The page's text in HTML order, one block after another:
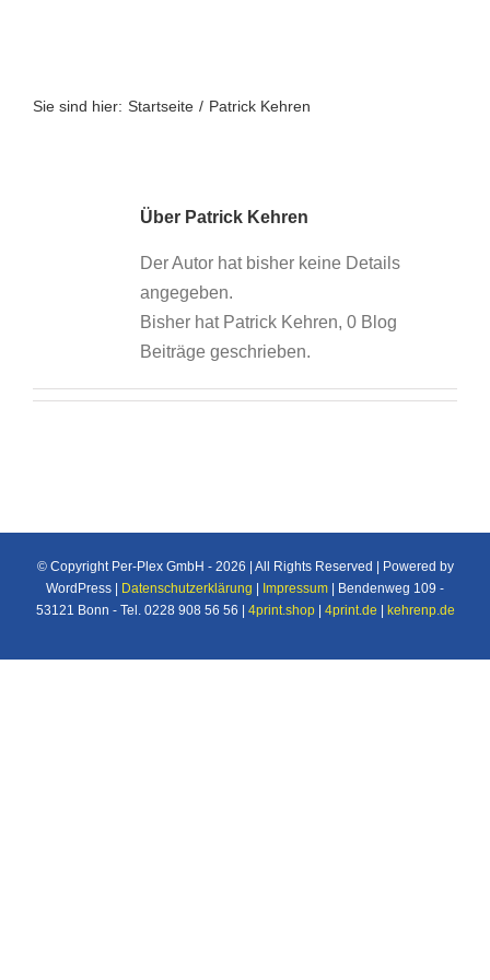
Sie sind hier: Startseite Patrick Kehren
Über Patrick Kehren
Der Autor hat bisher keine Details
angegeben.
Bisher hat Patrick Kehren, 0 Blog
Beiträge geschrieben.
© Copyright Per-Plex GmbH - 2026 | All Rights Reserved | Powered by
WordPress |
Datenschutzerklärung Impressum | Bendenweg 109 -
53121 Bonn - Tel. 0228 908 56 56 | 4print.shop| 4print.de kehrenp.de